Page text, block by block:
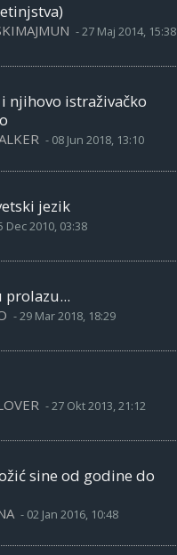
-27 Maj 2014, 15:38
njihovo istraživačko
- 08 Jun 2018, 13:10
jezik
Dec 2010, 03:38
prolazu...
-29 Mar 2018, 18:29
-27 Okt 2013, 21:12
sine od godine do
- 02 Jan 2016, 10:48